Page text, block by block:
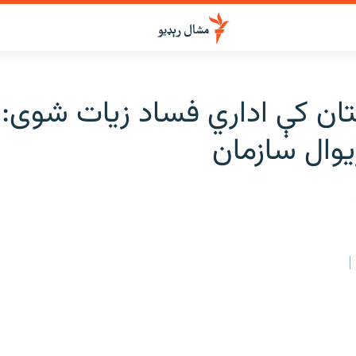
کې اداري فساد زيات
سازمان